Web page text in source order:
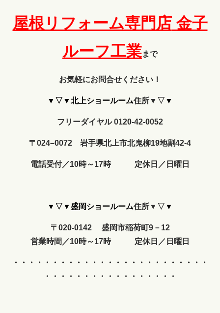
屋根リフォーム専門店 金子
ルーフ工業まで
お気軽にお問合せください！
▼▽▼北上ショールーム住所▼▽ ▼
フリーダイヤル 0120-42-0052
〒024–0072 岩手県北上市北鬼柳19地割42-4
電話受付／10時～17時 定休日／日曜日
▼▽▼盛岡ショールーム住所▼▽ ▼
〒020-0142 盛岡市稲荷町9－12
営業時間 ／10時～17時 定休日 ／ 日曜日
・・・・・・・・・・・・
・・・・・・・・・・・・・
・・・・・・・・・・・・・・・・・